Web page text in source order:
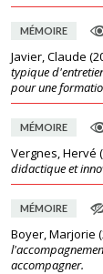
MÉMOIRE
Javier, Claude (
typique
pour une
MÉMOIRE
Vergnes, Hervé (
didactique et
MÉMOIRE
Boyer, Marjorie (
accompagner.